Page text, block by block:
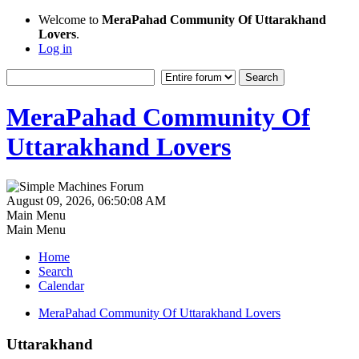
Welcome to MeraPahad Community Of Uttarakhand
Lovers.
Log in
MeraPahad Community Of
Uttarakhand Lovers
August 09, 2026, 06:50:08 AM
Main Menu
Main Menu
Home
Search
Calendar
MeraPahad Community Of Uttarakhand Lovers
Uttarakhand